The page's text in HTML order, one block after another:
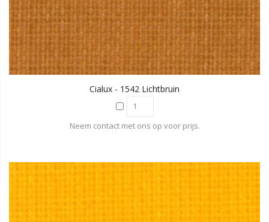
Cialux - 1542 Lichtbruin
Neem contact met ons op voor prijs.